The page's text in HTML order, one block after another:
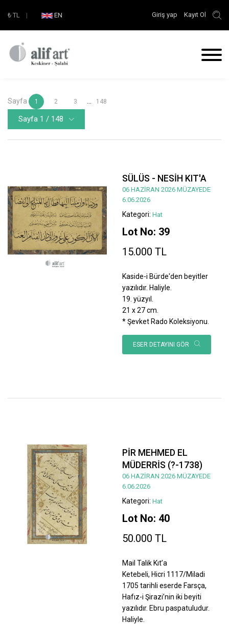
₺ TL | EN Giriş yap Kayıt Ol
Sayfa 1 2 3 148
Sayfa 1 / 148
SÜLÜS - NESİH KIT'A
06 HAZİRAN 2026 MÜZAYEDE
6.06.2026
Kategori: Hat
Lot No: 39
15.000 TL
Kaside-i Bürde'den beyitler
yazılıdır. Haliyle.
19. yüzyıl.
21 x 27 cm.
* Şevket Rado Koleksiyonu.
ESER DETAYINI GÖR
PİR MEHMED EL
MÜDERRİS (?-1738)
06 HAZİRAN 2026 MÜZAYEDE
6.06.2026
Kategori: Hat
Lot No: 40
50.000 TL
Mail Talik Kıt’a
Ketebeli, Hicri 1117/Miladi
1705 tarihli eserde Farsça,
Hafız-i Şirazi’nin iki beyiti
yazılıdır. Ebru paspatuludur.
Haliyle.